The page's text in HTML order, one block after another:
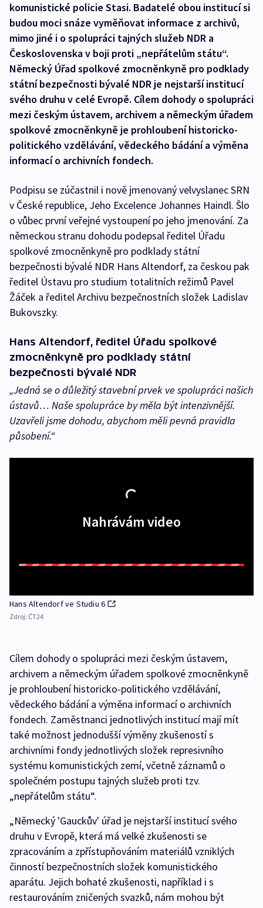
komunistické policie Stasi. Badatelé obou institucí si
budou moci snáze vyměňovat informace z archivů,
mimo jiné i o spolupráci tajných služeb NDR a
Československa v boji proti „nepřátelům státu“.
Německý Úřad spolkové zmocněnkyně pro podklady
státní bezpečnosti bývalé NDR je nejstarší institucí
svého druhu v celé Evropě. Cílem dohody o spolupráci
mezi českým ústavem, archivem a německým úřadem
spolkové zmocněnkyně je prohloubení historicko-
politického vzdělávání, vědeckého bádání a výměna
informací o archivních fondech.
Podpisu se zúčastnil i nově jmenovaný velvyslanec SRN
v České republice, Jeho Excelence Johannes Haindl. Šlo
o vůbec první veřejné vystoupení po jeho jmenování. Za
německou stranu dohodu podepsal ředitel Úřadu
spolkové zmocněnkyně pro podklady státní
bezpečnosti bývalé NDR Hans Altendorf, za českou pak
ředitel Ústavu pro studium totalitních režimů Pavel
Žáček a ředitel Archivu bezpečnostních složek Ladislav
Bukovszky.
Hans Altendorf, ředitel Úřadu spolkové
zmocněnkyně pro podklady státní
bezpečnosti bývalé NDR
„Jedná se o důležitý stavební prvek ve spolupráci našich
ústavů… Naše spolupráce by měla být intenzivnější.
Uzavřeli jsme dohodu, abychom měli pevná pravidla
působení.“
Nahrávám video
Hans Altendorf ve Studiu 6
Zdroj: ČT24
Cílem dohody o spolupráci mezi českým ústavem,
archivem a německým úřadem spolkové zmocněnkyně
je prohloubení historicko-politického vzdělávání,
vědeckého bádání a výměna informací o archivních
fondech. Zaměstnanci jednotlivých institucí mají mít
také možnost jednodušší výměny zkušeností s
archivními fondy jednotlivých složek represivního
systému komunistických zemí, včetně záznamů o
společném postupu tajných služeb proti tzv.
„nepřátelům státu“.
„Německý 'Gauckův' úřad je nejstarší institucí svého
druhu v Evropě, která má velké zkušenosti se
zpracováním a zpřístupňováním materiálů vzniklých
činností bezpečnostních složek komunistického
aparátu. Jejich bohaté zkušenosti, například i s
restaurováním zničených svazků, nám mohou být